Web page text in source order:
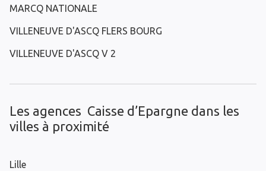
MARCQ NATIONALE
VILLENEUVE D'ASCQ FLERS BOURG
VILLENEUVE D'ASCQ V 2
Les agences Caisse d’Epargne dans les
villes à proximité
Lille